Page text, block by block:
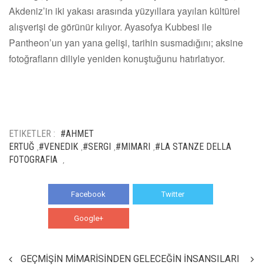
Akdeniz’in iki yakası arasında yüzyıllara yayılan kültürel
alışverişi de görünür kılıyor. Ayasofya Kubbesi ile
Pantheon’un yan yana gelişi, tarihin susmadığını; aksine
fotoğrafların diliyle yeniden konuştuğunu hatırlatıyor.
ETIKETLER : #AHMET
ERTUĞ #VENEDIK #SERGI #MIMARI #LA STANZE DELLA
FOTOGRAFIA
Facebook Twitter
Google+
GEÇMİŞİN MİMARİSİNDEN GELECEĞİN İNSANSILARI